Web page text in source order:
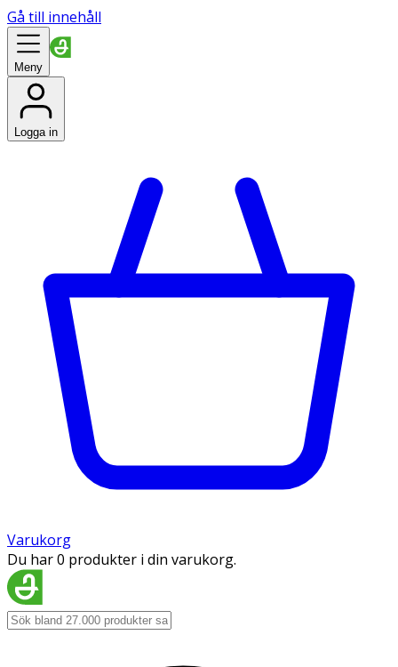
Gå till innehåll
Meny
Logga in
Varukorg
Du har 0 produkter i din varukorg.